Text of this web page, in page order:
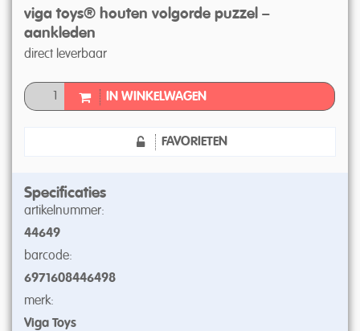
viga toys® houten volgorde puzzel –
aankleden
direct leverbaar
IN WINKELWAGEN
FAVORIETEN
Specificaties
artikelnummer:
44649
barcode:
6971608446498
merk:
Viga Toys